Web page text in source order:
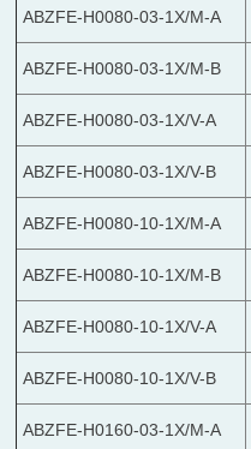
ABZFE-H0080-03-1X/M-A
ABZFE-H0080-03-1X/M-B
ABZFE-H0080-03-1X/V-A
ABZFE-H0080-03-1X/V-B
ABZFE-H0080-10-1X/M-A
ABZFE-H0080-10-1X/M-B
ABZFE-H0080-10-1X/V-A
ABZFE-H0080-10-1X/V-B
ABZFE-H0160-03-1X/M-A